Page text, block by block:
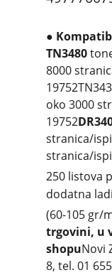
●
TN3480
8000
19752
oko 3000
19752
stranica/
stranica/
250 listova
dodatna
(60-105 gr/
trgovini, u
shopuNovi
8, tel. 01